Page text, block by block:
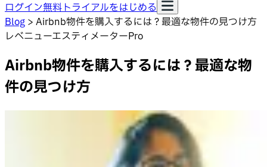
ログイン無料トライアルをはじめる
Blog > Airbnb物件を購入するには？最適な物件の見つけ方
レベニューエスティメーターPro
Airbnb物件を購入するには？最適な物
件の見つけ方